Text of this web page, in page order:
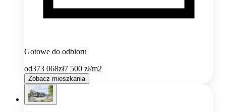
Gotowe do odbioru
od373 068zł7 500 zł/m2
Zobacz mieszkania